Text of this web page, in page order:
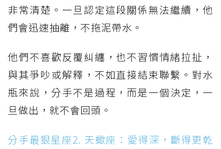
非常清楚。一旦認定這段關係無法繼續，他
們會迅速抽離，不拖泥帶水。
他們不喜歡反覆糾纏，也不習慣情緒拉扯，
與其爭吵或解釋，不如直接結束聯繫。對水
瓶來說，分手不是過程，而是一個決定，一
旦做出，就不會回頭。
分手最狠星座2. 天蠍座：愛得深，斷得更乾